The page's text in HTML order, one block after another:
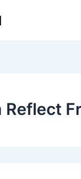
Reflect